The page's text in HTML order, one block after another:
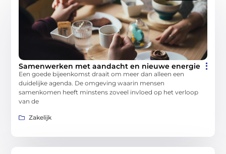
Samenwerken met aandacht en nieuwe energie
Een goede bijeenkomst draait om meer dan alleen een
duidelijke agenda. De omgeving waarin mensen
samenkomen heeft minstens zoveel invloed op het verloop
van de
Zakelijk